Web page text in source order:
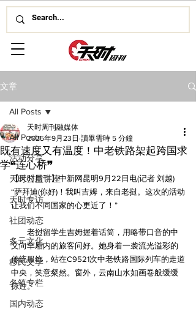
文章
All Posts
活动分享
天时公益讲座
天时专访
社团动态
多元文化
移民文学
名笔专栏
国内动态
All Posts
既有速度又有温度！中老铁路架起跨国求
学“连心桥”
天时周刊融媒体
2025年9月23日 讀畢需時 5 分鐘
【天时周刊】中新网昆明9月22日电(记者 刘越)
“萨拜迪(你好)！我叫吉姆，来自老挝。这次的活动
让我们不同国家的心更近了！”
老挝留学生吉姆握着话筒，用略带口音的中
文向车厢内的旅客问好。她身着一袭流光溢彩的
传统服饰，站在C9521次中老铁路国际列车的走道
中央，笑意粲然。窗外，云南山水如画卷般缓缓
掠过。